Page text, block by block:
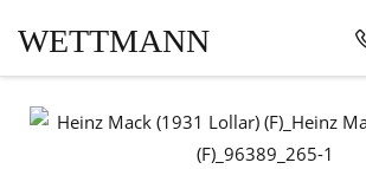
WETTMANN